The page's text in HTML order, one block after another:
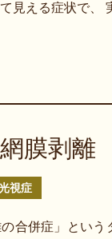
見える症状で、
膜剥離
視症
合併症」という